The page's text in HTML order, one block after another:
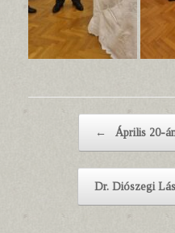
←
Április 20-
Dr. Diószegi